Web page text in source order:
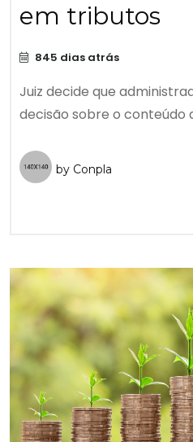
em tributos
845 dias atrás
Juiz decide que
decisão sobre o conteúdo
by Conpla